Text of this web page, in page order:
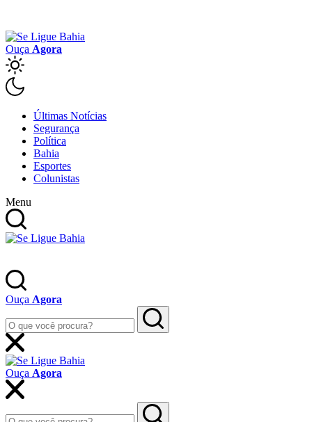
Ouça Agora
Últimas Notícias
Segurança
Política
Bahia
Esportes
Colunistas
Menu
Ouça Agora
Ouça Agora